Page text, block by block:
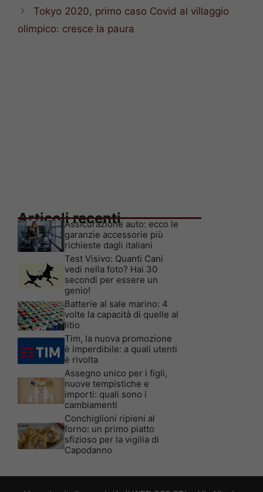
Tokyo 2020, primo caso Covid al villaggio
olimpico: cresce la paura
Articoli recenti
Assicurazione auto: ecco le
garanzie accessorie più
richieste dagli italiani
Test Visivo: Quanti Cani
vedi nella foto? Hai 30
secondi per essere un
genio!
Batterie al sale marino: 4
volte la capacità di quelle al
litio
Tim, la nuova promozione
è imperdibile: a quali utenti
è rivolta
Assegno unico per i figli,
nuove tempistiche e
importi: quali sono i
cambiamenti
Conchiglioni ripieni al
forno: un primo piatto
sfizioso per la vigilia di
Capodanno